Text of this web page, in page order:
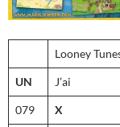
Looney
UN J’ai
079 X